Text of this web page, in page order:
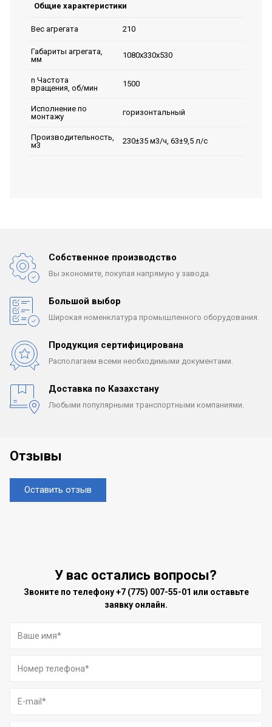
Общие характеристики
Вес агрегата 210
Габариты агрегата,
мм
1080х330х530
n Частота
вращения, об/мин
1500
Исполнение по
монтажу
горизонтальный
Производительность,
м3
230±35 м3/ч, 63±9,5 л/с
Собственное производство
Вы экономите, покупая напрямую у завода.
Большой выбор
Широкая номенклатура промышленного оборудования.
Продукция сертифицирована
Располагаем всеми необходимыми документами.
Доставка по Казахстану
Любыми популярными транспортными компаниями.
Отзывы
Оставить отзыв
У вас остались вопросы?
Звоните по телефону+7 (775) 007-55-01 или оставьте
заявку онлайн.